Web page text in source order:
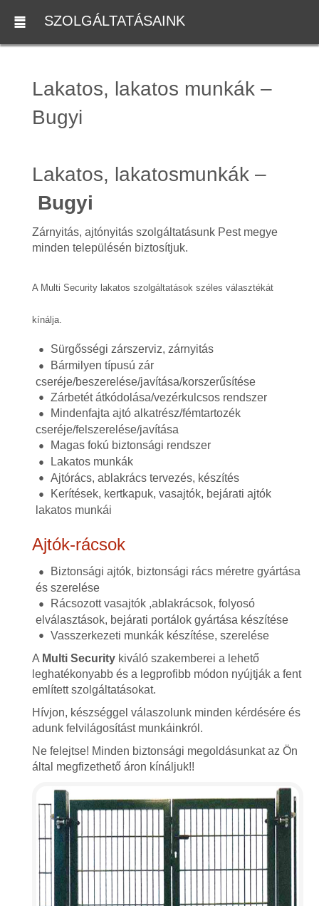
SZOLGÁLTATÁSAINK
Lakatos, lakatos munkák –
Bugyi
Lakatos, lakatosmunkák –
Bugyi
Zárnyitás, ajtónyitás szolgáltatásunk Pest megye
minden településén biztosítjuk.
A Multi Security lakatos szolgáltatások széles választékát
kínálja.
Sürgősségi zárszerviz, zárnyitás
Bármilyen típusú zár
cseréje/beszerelése/javítása/korszerűsítése
Zárbetét átkódolása/vezérkulcsos rendszer
Mindenfajta ajtó alkatrész/fémtartozék
cseréje/felszerelése/javítása
Magas fokú biztonsági rendszer
Lakatos munkák
Ajtórács, ablakrács tervezés, készítés
Kerítések, kertkapuk, vasajtók, bejárati ajtók
lakatos munkái
Ajtók-rácsok
Biztonsági ajtók, biztonsági rács méretre gyártása
és szerelése
Rácsozott vasajtók ,ablakrácsok, folyosó
elválasztások, bejárati portálok gyártása készítése
Vasszerkezeti munkák készítése, szerelése
A Multi Securitykiváló szakemberei a lehető
leghatékonyabb és a legprofibb módon nyújtják a fent
említett szolgáltatásokat.
Hívjon, készséggel válaszolunk minden kérdésére és
adunk felvilágosítást munkáinkról.
Ne felejtse! Minden biztonsági megoldásunkat az Ön
által megfizethető áron kínáljuk!!